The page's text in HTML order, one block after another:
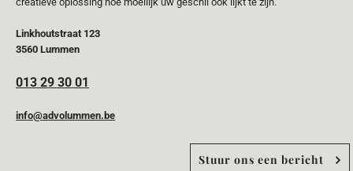
Linkhoutstraat 123
3560 Lummen
013 29 30 01
info@advolummen.be
Stuur ons een bericht